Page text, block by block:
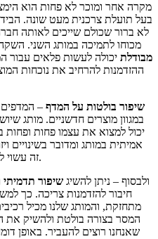
מקרה אחר ומוכר לא פחות הוא
בעל תועלת צרכנית מעט שונה.
לא ברור שכולם שייכים לאותה
מכוחו לתמיכה במותג השני.
מבודלת יכולה לעשות פלאים עבור
ההזדמנות להרחיב את נוכחות
שיפור בולטות על המדף –
במגוון מוצרים חדשניים. מותג
יכול למצוא את עצמו פחות ופחות
אמיתית במותג ומדובר בשינויים
זה עשוי לקבוע את עתידו של המותג על המדף.
ולבסוף – ניתן להשיג שיפור תדמיתי
חיבור להזדמנות צריכה. כך
מתחזקת, והמותג שלנו מכיל
המסר בצורה בולטת ולהשיק את
שאנחנו רוצים להעביר. באופן